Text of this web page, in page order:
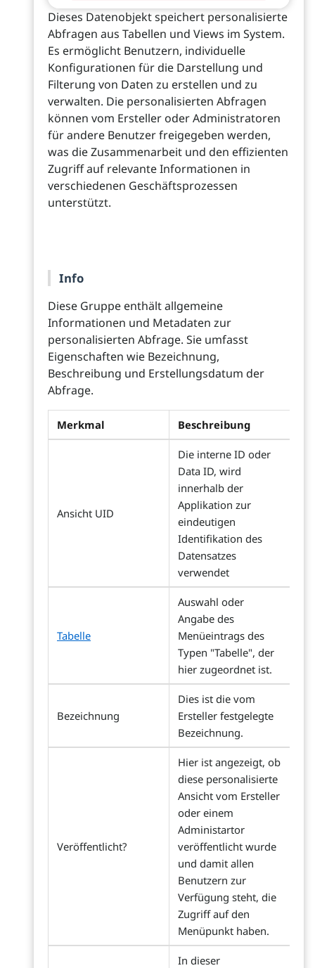
Dieses Datenobjekt speichert personalisierte
Abfragen aus Tabellen und Views im System.
Es ermöglicht Benutzern, individuelle
Konfigurationen für die Darstellung und
Filterung von Daten zu erstellen und zu
verwalten. Die personalisierten Abfragen
können vom Ersteller oder Administratoren
für andere Benutzer freigegeben werden,
was die Zusammenarbeit und den effizienten
Zugriff auf relevante Informationen in
verschiedenen Geschäftsprozessen
unterstützt.
Info
Diese Gruppe enthält allgemeine
Informationen und Metadaten zur
personalisierten Abfrage. Sie umfasst
Eigenschaften wie Bezeichnung,
Beschreibung und Erstellungsdatum der
Abfrage.
Merkmal Beschreibung
Ansicht UID
Die interne ID oder
Data ID, wird
innerhalb der
Applikation zur
eindeutigen
Identifikation des
Datensatzes
verwendet
Tabelle
Auswahl oder
Angabe des
Menüeintrags des
Typen "Tabelle", der
hier zugeordnet ist.
Bezeichnung
Dies ist die vom
Ersteller festgelegte
Bezeichnung.
Veröffentlicht?
Hier ist angezeigt, ob
diese personalisierte
Ansicht vom Ersteller
oder einem
Administartor
veröffentlicht wurde
und damit allen
Benutzern zur
Verfügung steht, die
Zugriff auf den
Menüpunkt haben.
In dieser